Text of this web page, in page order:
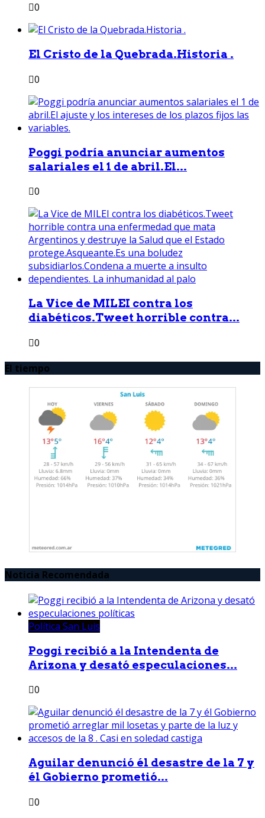
0
El Cristo de la Quebrada.Historia .
0
Poggi podría anunciar aumentos
salariales el 1 de abril.El...
0
La Vice de MILEI contra los
diabéticos.Tweet horrible contra...
0
El tiempo
Noticia Recomendada
Política San Luis
Poggi recibió a la Intendenta de
Arizona y desató especulaciones...
0
Aguilar denunció él desastre de la 7 y
él Gobierno prometió...
0